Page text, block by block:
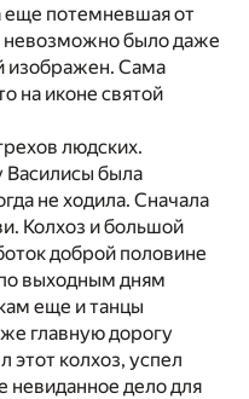
еще потемневшая от
невозможно было даже
изображен. Сама
на иконе святой
людских.
Василисы была
не ходила. Сначала
Колхоз и большой
доброй половине
выходным дням
еще и танцы
главную дорогу
этот колхоз, успел
невиданное дело для